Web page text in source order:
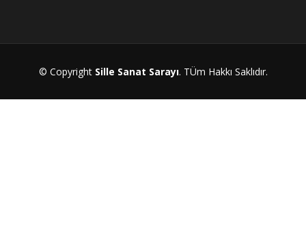
© Copyright Sille Sanat Sarayı. TÜm Hakkı Saklıdır.